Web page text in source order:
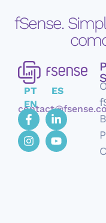
fSense.
PT
ES
EN